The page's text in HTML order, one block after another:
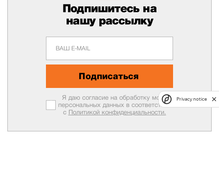
Подпишитесь на
нашу рассылку
Подписаться
Я даю согласие на обработку моих
персональных данных в соответствии
с Политикой конфиденциальности.
Privacy notice